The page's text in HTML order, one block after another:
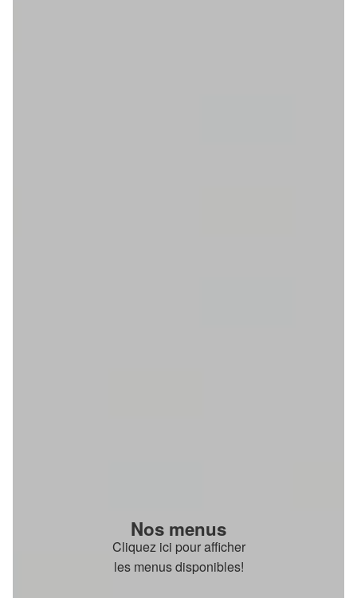
Nos menus
Cliquez ici pour afficher
les menus disponibles!